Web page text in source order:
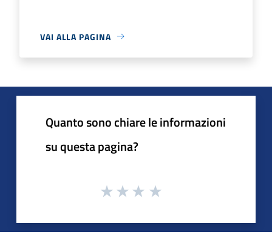
VAI ALLA PAGINA
Quanto sono chiare le informazioni
su questa pagina?